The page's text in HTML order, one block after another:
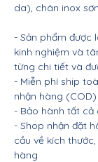
da), chân inox
- Sản phẩm được
kinh nghiệm và
từng chi tiết và
- Miễn phí ship
nhận hàng (COD)
- Bảo hành tất cả
- Shop nhận đặt
cầu về kích
hàng